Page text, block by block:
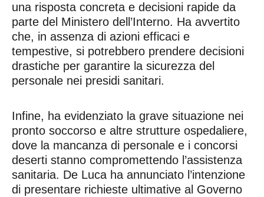
una risposta concreta e decisioni rapide da
parte del Ministero dell’Interno. Ha avvertito
che, in assenza di azioni efficaci e
tempestive, si potrebbero prendere decisioni
drastiche per garantire la sicurezza del
personale nei presidi sanitari.
Infine, ha evidenziato la grave situazione nei
pronto soccorso e altre strutture ospedaliere,
dove la mancanza di personale e i concorsi
deserti stanno compromettendo l’assistenza
sanitaria. De Luca ha annunciato l’intenzione
di presentare richieste ultimative al Governo